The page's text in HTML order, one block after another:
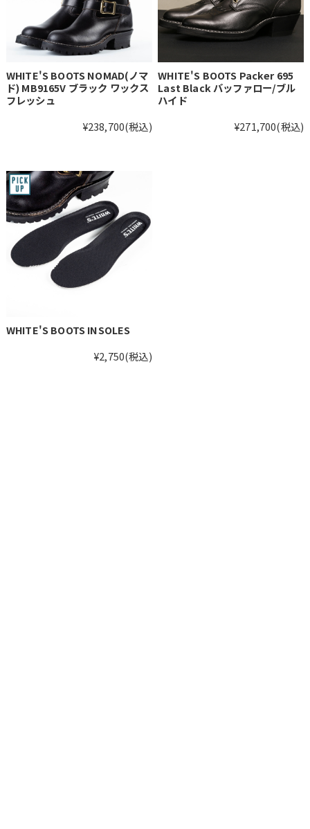
WHITE'S BOOTS NOMAD(ノマ
ド) MB9165V ブラック ワックス
フレッシュ
¥238,700(税込)
WHITE'S BOOTS Packer 695
Last Black バッファロー/ブル
ハイド
¥271,700(税込)
WHITE'S BOOTS INSOLES
¥2,750(税込)